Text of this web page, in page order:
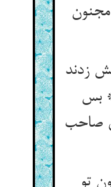
زدند
بس
صاحب
تو